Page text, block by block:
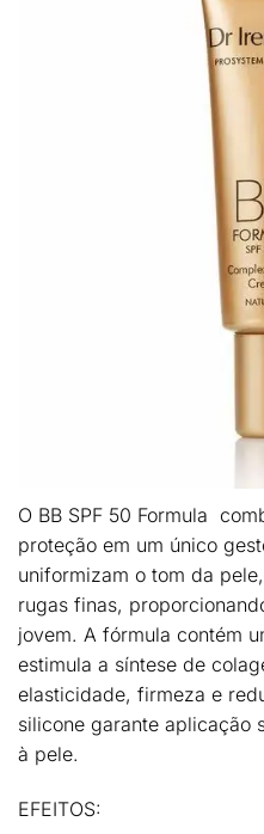
O BB SPF 50 Formula
proteção em um único
uniformizam o tom da
rugas finas,
jovem. A fórmula contém
estimula a síntese de
elasticidade, firmeza e
silicone garante aplicação
à pele.
EFEITOS: